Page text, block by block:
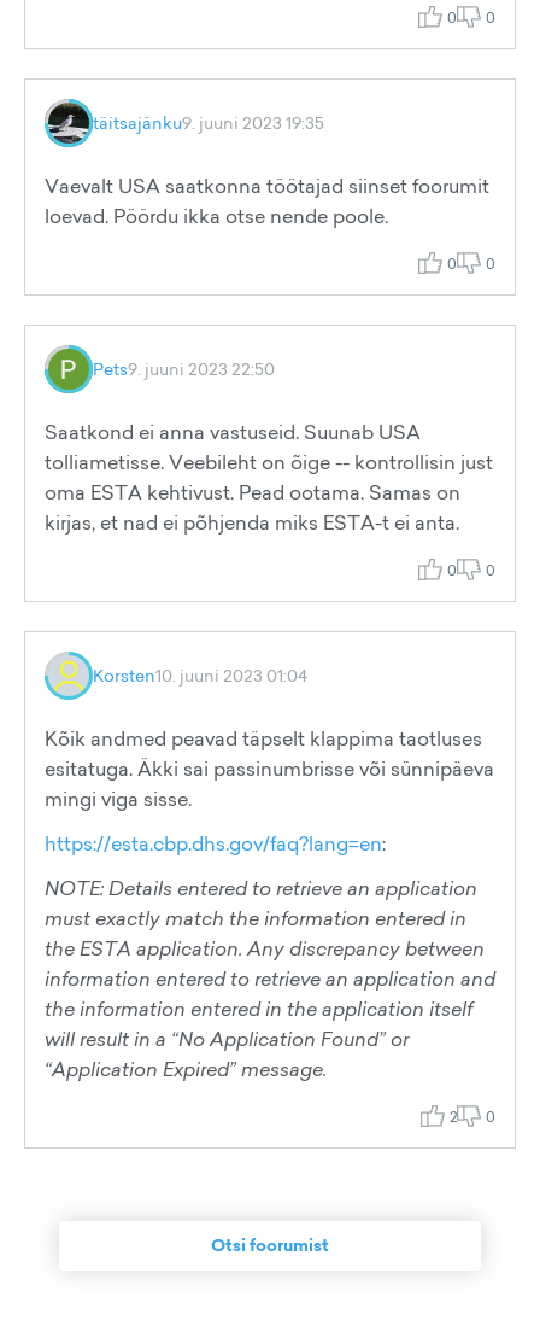
0 0
täitsajänku9. juuni 2023 19:35
Vaevalt USA saatkonna töötajad siinset foorumit
loevad. Pöördu ikka otse nende poole.
0 0
Pets9. juuni 2023 22:50
Saatkond ei anna vastuseid. Suunab USA
tolliametisse. Veebileht on õige -- kontrollisin just
oma ESTA kehtivust. Pead ootama. Samas on
kirjas, et nad ei põhjenda miks ESTA-t ei anta.
0 0
Korsten10. juuni 2023 01:04
Kõik andmed peavad täpselt klappima taotluses
esitatuga. Äkki sai passinumbrisse või sünnipäeva
mingi viga sisse.
https://esta.cbp.dhs.gov/faq?lang=en:
NOTE: Details entered to retrieve an application
must exactly match the information entered in
the ESTA application. Any discrepancy between
information entered to retrieve an application and
the information entered in the application itself
will result in a “No Application Found” or
“Application Expired” message.
2 0
Otsi foorumist